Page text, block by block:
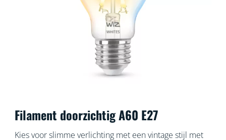
Filament doorzichtig A60 E27
Kies voor slimme verlichting met een vintage stijl met